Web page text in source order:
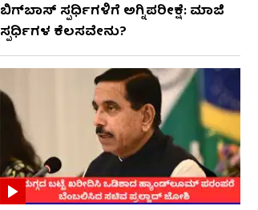
ಬಿಗ್​​ಬಾಸ್​ ಸ್ಪರ್ಧಿಗಳಿಗೆ ಅಗ್ನಿಪರೀಕ್ಷೆ: ಮಾಜಿ ​​
ಸ್ಪರ್ಧಿಗಳ ಕೆಲಸವೇನು?